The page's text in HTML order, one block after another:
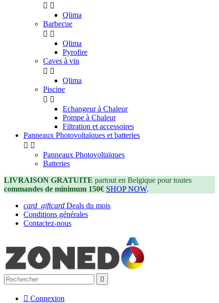
 
Qlima
Barbecue
 
Qlima
Pyrofire
Caves à vin
 
Qlima
Piscine
 
Echangeur à Chaleur
Pompe à Chaleur
Filtration et accessoires
Panneaux Photovoltaïques et batteries
 
Panneaux Photovoltaïques
Batteries
LIVRAISON GRATUITE partout en Belgique pour toutes
commandes de minimum 150€ SHOP NOW.
card_giftcard Deals du mois
Conditions générales
Contactez-nous

 Connexion